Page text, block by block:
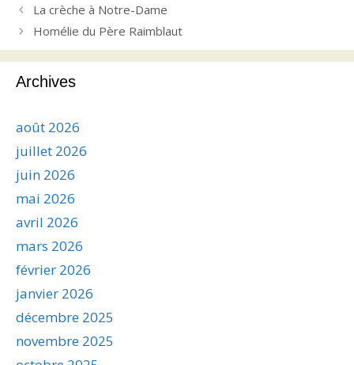
La crèche à Notre-Dame
Homélie du Père Raimblaut
Archives
août 2026
juillet 2026
juin 2026
mai 2026
avril 2026
mars 2026
février 2026
janvier 2026
décembre 2025
novembre 2025